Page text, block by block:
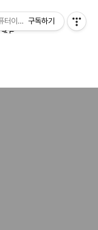
터이야기구독하기